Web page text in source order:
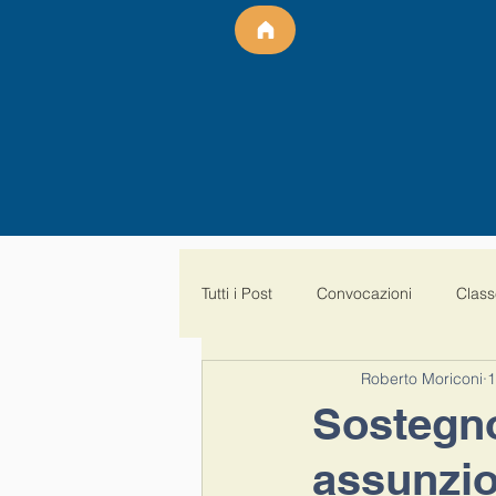
Tutti i Post Convocazioni
malattia al 100%
SalvaPrecariBis Paritaria
Roberto Moriconi